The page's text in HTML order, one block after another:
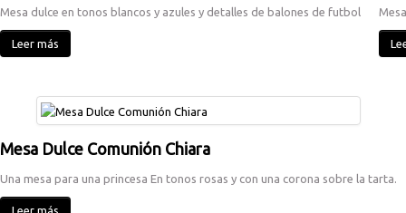
Mesa dulce en tonos blancos y azules y detalles de balones de futbol
Leer más
Mesa Dulce Comunión Chiara
Una mesa para una princesa En tonos rosas y con una corona sobre la tarta.
Leer más